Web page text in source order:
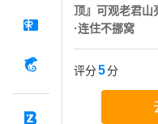
顶』可观老君山
·连住不挪窝
评分5分